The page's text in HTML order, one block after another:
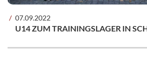
07.09.2022
U14 ZUM TRAININGSLAGER IN